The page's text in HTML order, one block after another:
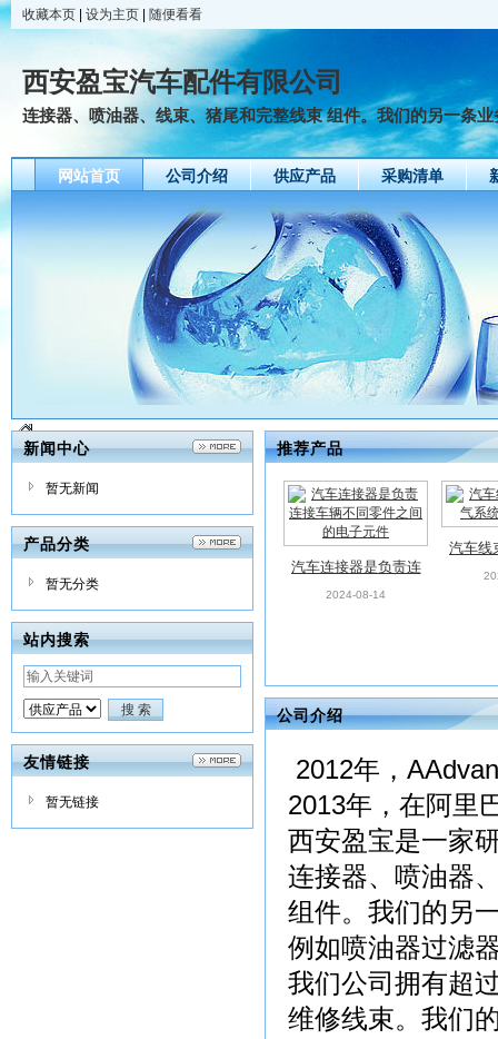
收藏本页 设为主页 随便看看
西安盈宝汽车配件有限公司
连接器、喷油器、线束、猪尾和完整线束 组件。我们的另一条
网站首页 公司介绍 供应产品 采购清单
新闻中心
暂无新闻
产品分类
暂无分类
站内搜索
友情链接
暂无链接
推荐产品
汽车连接器是负责连
接车辆不同零件之间
2024-08-14
汽车线
系
公司介绍
2012年，
2013年，在阿里
西安盈宝是一家
连接器、喷油器
组件。我们的另
例如喷油器过滤
我们公司拥有超
维修线束。我们